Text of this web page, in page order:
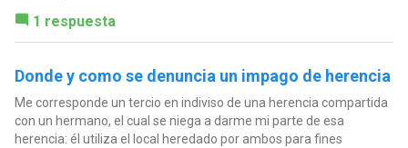
1 respuesta
Donde y como se denuncia un impago de herencia
Me corresponde un tercio en indiviso de una herencia compartida
con un hermano, el cual se niega a darme mi parte de esa
herencia: él utiliza el local heredado por ambos para fines